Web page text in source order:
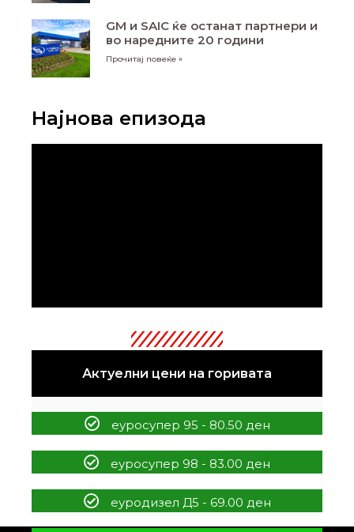
GM и SAIC ќе останат партнери и
во наредните 20 години
Прочитај повеќе »
Најнова епизода
Актуелни цени на горивата
еуросупер 95 - 80.50 ден
еуросупер 98 - 83.00 ден
еуродизел Д5 - 69.00 ден